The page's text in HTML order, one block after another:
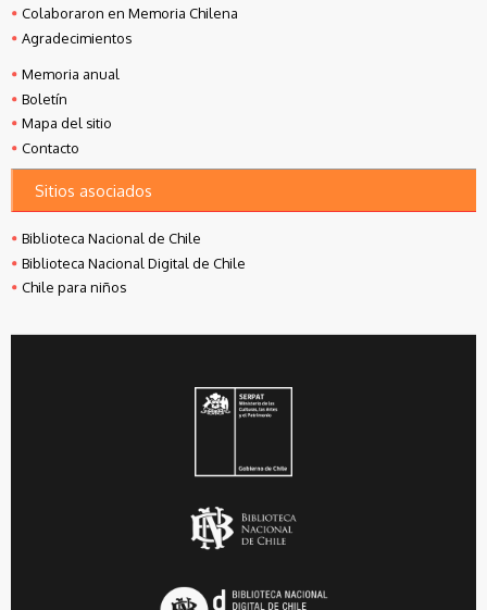
Colaboraron en Memoria Chilena
Agradecimientos
Memoria anual
Boletín
Mapa del sitio
Contacto
Sitios asociados
Biblioteca Nacional de Chile
Biblioteca Nacional Digital de Chile
Chile para niños